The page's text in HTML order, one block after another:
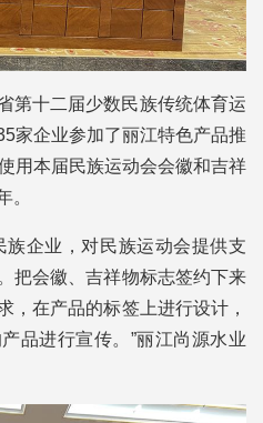
第十二届少数民族传统体育运
家企业参加了丽江特色产品推
用本届民族运动会会徽和吉祥
。
族企业，对民族运动会提供支
把会徽、吉祥物标志签约下来
，在产品的标签上进行设计，
品进行宣传。”丽江尚源水业